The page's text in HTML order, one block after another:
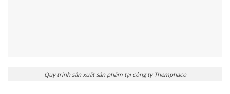
Quy trình sản xuất sản phẩm tại công ty Themphaco